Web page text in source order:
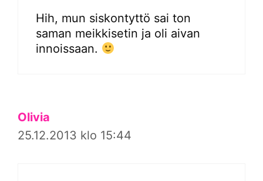
Hih, mun siskontyttö sai ton
saman meikkisetin ja oli aivan
innoissaan.
Olivia
25.12.2013 klo 15:44